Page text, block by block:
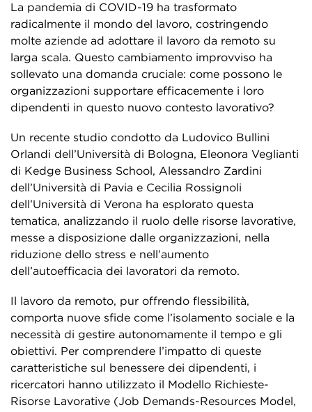
La pandemia di COVID-19 ha trasformato
radicalmente il mondo del lavoro, costringendo
molte aziende ad adottare il lavoro da remoto su
larga scala. Questo cambiamento improvviso ha
sollevato una domanda cruciale: come possono le
organizzazioni supportare efficacemente i loro
dipendenti in questo nuovo contesto lavorativo?
Un recente studio condotto da Ludovico Bullini
Orlandi dell’Università di Bologna, Eleonora Veglianti
di Kedge Business School, Alessandro Zardini
dell’Università di Pavia e Cecilia Rossignoli
dell’Università di Verona ha esplorato questa
tematica, analizzando il ruolo delle risorse lavorative,
messe a disposizione dalle organizzazioni, nella
riduzione dello stress e nell’aumento
dell’autoefficacia dei lavoratori da remoto.
Il lavoro da remoto, pur offrendo flessibilità,
comporta nuove sfide come l’isolamento sociale e la
necessità di gestire autonomamente il tempo e gli
obiettivi. Per comprendere l’impatto di queste
caratteristiche sul benessere dei dipendenti, i
ricercatori hanno utilizzato il Modello Richieste-
Risorse Lavorative (Job Demands-Resources Model,